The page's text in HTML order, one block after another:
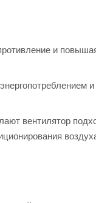
и
вентилятор